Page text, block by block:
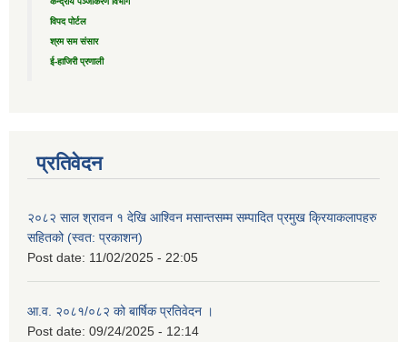
विपद पोर्टल
श्रम सम संसार
ई-हाजिरी प्रणाली
प्रतिवेदन
२०८२ साल श्रावन १ देखि आश्विन मसान्तसम्म सम्पादित प्रमुख क्रियाकलापहरु
सहितको (स्वत: प्रकाशन)
Post date: 11/02/2025 - 22:05
आ.व. २०८१/०८२ को बार्षिक प्रतिवेदन ।
Post date: 09/24/2025 - 12:14